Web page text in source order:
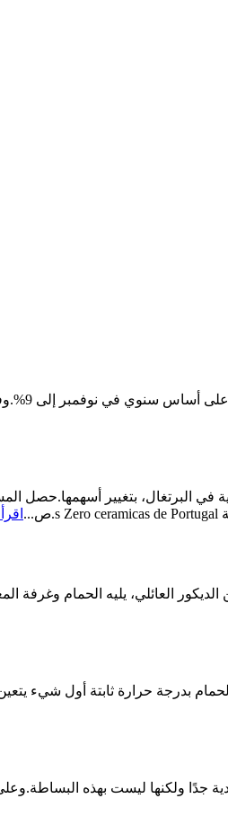
وتمت
البرتغال، بتغيير أسهمها.حصل
العائلي، يليه الحمام وغرفة
ثابتة 1. تركيب صنبور حوض غسيل الحمام بدرجة
جدًا ولكنها ليست بهذه